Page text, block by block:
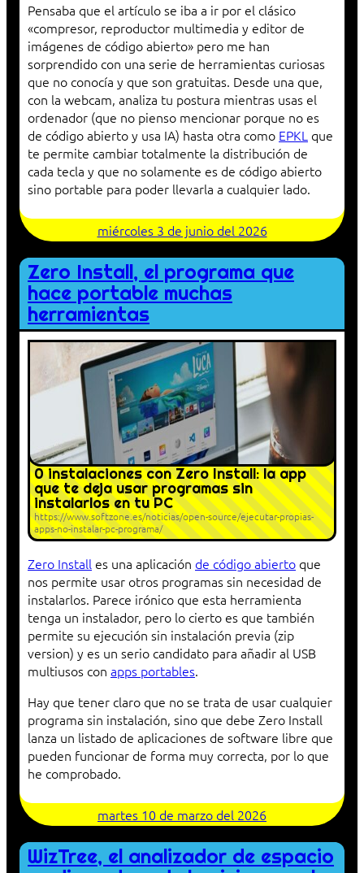
Pensaba que el artículo se iba a ir por el clásico
«compresor, reproductor multimedia y editor de
imágenes de código abierto» pero me han
sorprendido con una serie de herramientas curiosas
que no conocía y que son gratuitas. Desde una que,
con la webcam, analiza tu postura mientras usas el
ordenador (que no pienso mencionar porque no es
de código abierto y usa IA) hasta otra como EPKL que
te permite cambiar totalmente la distribución de
cada tecla y que no solamente es de código abierto
sino portable para poder llevarla a cualquier lado.
miércoles 3 de junio del 2026
Zero Install, el programa que
hace portable muchas
herramientas
0 instalaciones con Zero Install: la app
que te deja usar programas sin
instalarlos en tu PC
https://www.softzone.es/noticias/open-source/ejecutar-propias-
apps-no-instalar-pc-programa/
Zero Install es una aplicación de código abierto que
nos permite usar otros programas sin necesidad de
instalarlos. Parece irónico que esta herramienta
tenga un instalador, pero lo cierto es que también
permite su ejecución sin instalación previa (zip
version) y es un serio candidato para añadir al USB
multiusos con apps portables.
Hay que tener claro que no se trata de usar cualquier
programa sin instalación, sino que debe Zero Install
lanza un listado de aplicaciones de software libre que
pueden funcionar de forma muy correcta, por lo que
he comprobado.
martes 10 de marzo del 2026
WizTree, el analizador de espacio